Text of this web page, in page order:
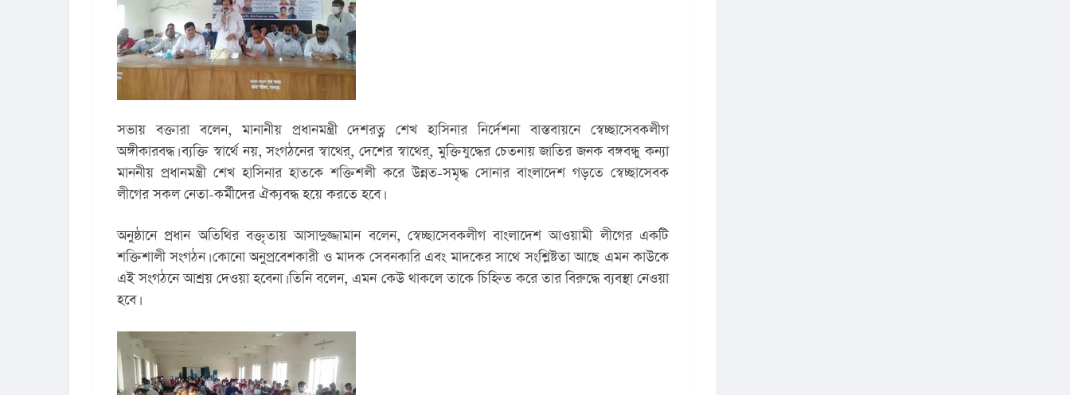
সভায় বক্তারা বলেন, মানানীয় প্রধানমন্ত্রী দেশরত্ন শেখ হাসিনার নির্দেশনা বাস্তবায়নে স্বেচ্ছাসেবকলীগ
অঙ্গীকারবদ্ধ। ব্যক্তি স্বার্থে নয়, সংগঠনের স্বাথের্, দেশের স্বাথের্, মুক্তিযুদ্ধের চেতনায় জাতির জনক বঙ্গবন্ধু কন্যা
মাননীয় প্রধানমন্ত্রী শেখ হাসিনার হাতকে শক্তিশলী করে উন্নত-সমৃদ্ধ সোনার বাংলাদেশ গড়তে স্বেচ্ছাসেবক
লীগের সকল নেতা-কর্মীদের ঐক্যবদ্ধ হয়ে করতে হবে।
অনুষ্ঠানে প্রধান অতিথির বক্তৃতায় আসাদুজ্জামান বলেন, স্বেচ্ছাসেবকলীগ বাংলাদেশ আওয়ামী লীগের একটি
শক্তিশালী সংগঠন। কোনো অনুপ্রবেশকারী ও মাদক সেবনকারি এবং মাদকের সাথে সংশ্লিষ্টতা আছে এমন কাউকে
এই সংগঠনে আশ্রয় দেওয়া হবেনা। তিনি বলেন, এমন কেউ থাকলে তাকে চিহ্নিত করে তার বিরুদ্ধে ব্যবস্থা নেওয়া
হবে।